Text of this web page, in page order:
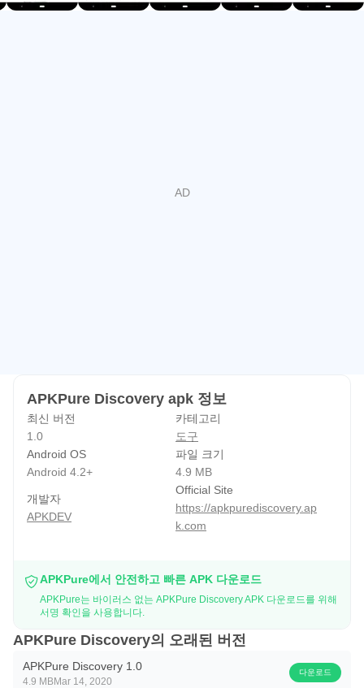
APKPure Discovery apk 정보
최신 버전
1.0
카테고리
도구
Android OS
Android 4.2+
파일 크기
4.9 MB
개발자
APKDEV
Official Site
https://apkpurediscovery.ap
k.com
APKPure에서 안전하고 빠른 APK 다운로드
APKPure는 바이러스 없는 APKPure Discovery APK 다운로드를 위해
서명 확인을 사용합니다.
APKPure Discovery의 오래된 버전
APKPure Discovery 1.0
4.9 MBMar 14, 2020
다운로드